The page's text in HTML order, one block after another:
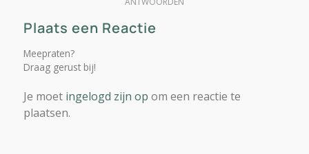
Plaats een Reactie
Meepraten?
Draag gerust bij!
Je moet ingelogd zijn op om een reactie te
plaatsen.